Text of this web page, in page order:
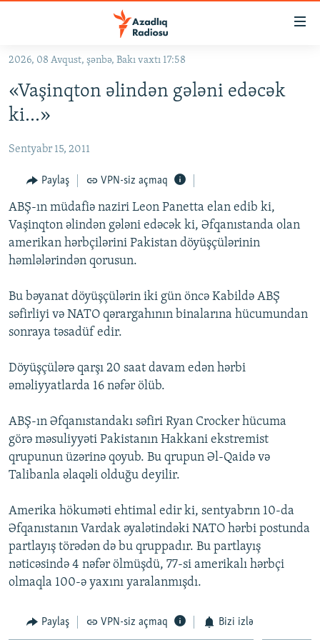
Əsas
qayıt
Əsas
qayıt
#İZAHLA
#ƏSLINDƏ
FƏRQƏ BAX
QANUNI DOĞRU
ARAŞDIRMA
MULTIMEDIA
FOTOQALEREYA
İNFOQRAFIKA
KARIKATURA
OXU ZALI
AZƏRBAYCAN ƏDƏBIYYATI KITABXANASI
İSLAM VƏ DEMOKRATIYA
İZ - MƏDƏNIYYƏT PROQRAMI
HAQQIMIZDA
MISSIYAMIZ
PEŞƏ ETIKASI VƏ JURNALISTIKA STANDARTLARIMIZ
MATERIALLARIMIZDAN ISTIFADƏ
BIZIMLƏ ƏLAQƏ
XƏBƏR BÜLLETENLƏRIMIZ
RFE/RL-in bütün saytları
2026, 08 Avqust, şənbə, Bakı vaxtı 17:58
«Vaşinqton əlindən gələni edəcək
ki...»
Sentyabr 15, 2011
Paylaş VPN-siz açmaq
ABŞ-ın müdafiə naziri Leon Panetta elan edib ki,
Vaşinqton əlindən gələni edəcək ki, Əfqanıstanda olan
amerikan hərbçilərini Pakistan döyüşçülərinin
həmlələrindən qorusun.
Bu bəyanat döyüşçülərin iki gün öncə Kabildə ABŞ
səfirliyi və NATO qərargahının binalarına hücumundan
sonraya təsadüf edir.
Döyüşçülərə qarşı 20 saat davam edən hərbi
əməliyyatlarda 16 nəfər ölüb.
ABŞ-ın Əfqanıstandakı səfiri Ryan Crocker hücuma
görə məsuliyyəti Pakistanın Hakkani ekstremist
qrupunun üzərinə qoyub. Bu qrupun Əl-Qaidə və
Talibanla əlaqəli olduğu deyilir.
Amerika hökuməti ehtimal edir ki, sentyabrın 10-da
Əfqanıstanın Vardak əyalətindəki NATO hərbi postunda
partlayış törədən də bu qruppadır. Bu partlayış
nəticəsində 4 nəfər ölmüşdü, 77-si amerikalı hərbçi
olmaqla 100-ə yaxını yaralanmışdı.
Paylaş VPN-siz açmaq Bizi izlə